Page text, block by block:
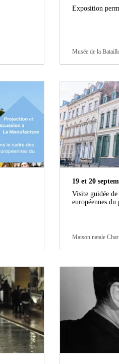
Exposition
Musée de la
19 et 20
Visite guidée
européennes
Maison natale